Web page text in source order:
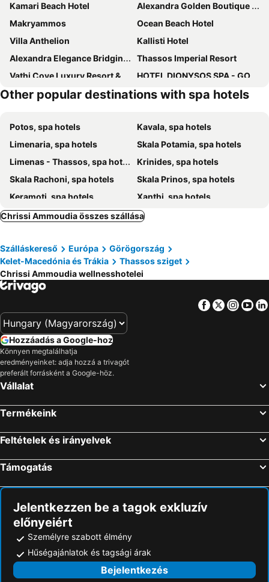
Kamari Beach Hotel
Alexandra Golden Boutique Hotel - Adults Only
Makryammos
Ocean Beach Hotel
Villa Anthelion
Kallisti Hotel
Alexandra Elegance Bridging Generations
Thassos Imperial Resort
Vathi Cove Luxury Resort & Spa
HOTEL DIONYSOS SPA - GOLDEN BEACH Thasos Island
Ellas Hotel
The Oak Hotel
Icon Suites by the sea
Other popular destinations with spa hotels
Potos, spa hotels
Kavala, spa hotels
Limenaria, spa hotels
Skala Potamia, spa hotels
Limenas - Thassos, spa hotels
Krinides, spa hotels
Skala Rachoni, spa hotels
Skala Prinos, spa hotels
Keramoti, spa hotels
Xanthi, spa hotels
Nea Karvali, spa hotels
Nea Peramos, spa hotels
Palio, spa hotels
Skala Sotiros, spa hotels
Pefkari, spa hotels
Maries - Skala Marion, spa hotels
Nea Iraklitsa, spa hotels
Chrissi Ammoudia összes szállása
Szálláskereső Európa
Görögország
Kelet-Macedónia és Trákia
Thassos sziget
Chrissi Ammoudia wellnesshotelei
Facebook
Twitter
Hozzáadás a Google-hoz
Könnyen megtalálhatja
eredményeinket: adja hozzá a trivagót
preferált forrásként a Google-höz.
Vállalat
Termékeink
Feltételek és irányelvek
Támogatás
Jelentkezzen be a tagok exkluzív
előnyeiért
Személyre szabott élmény
Hűségajánlatok és tagsági árak
Bejelentkezés